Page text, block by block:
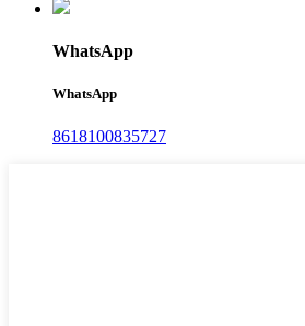
WhatsApp
WhatsApp
8618100835727